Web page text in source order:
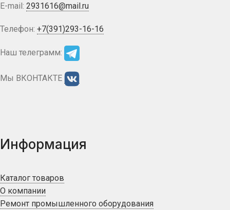
E-mail: 2931616@mail.ru
Телефон: +7(391)293-16-16
Наш телеграмм:
Мы ВКОНТАКТЕ
Информация
Каталог товаров
О компании
Ремонт промышленного оборудования